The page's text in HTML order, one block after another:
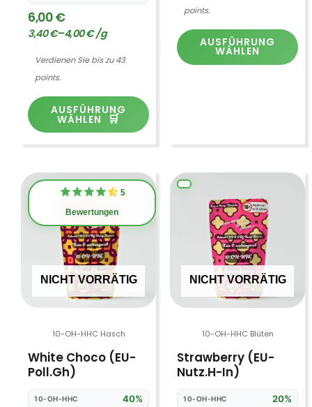
6,00€
3,40€–4,00€ /g
Verdienen Sie bis zu 43
points.
AUSFÜHRUNG
WÄHLEN
points.
AUSFÜHRUNG
WÄHLEN
NICHT VORRÄTIG
5
Bewertungen
10-OH-HHC Hasch
White Choco (EU-
Poll.Gh)
10-OH-HHC 40%
Dieses
Produkt
weist
Optionen
Produktseite
gewählt
NICHT VORRÄTIG
10-OH-HHC Blüten
Strawberry (EU-
Nutz.H-In)
10-OH-HHC 20%